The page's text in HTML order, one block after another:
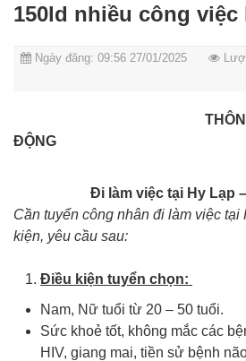
150ld nhiều công việc
Ngày đăng: 09:56 27/01/2025
ĐỘNG
Đi làm việc tại Hy Lạp
Cần tuyển công nhân đi làm việc
kiện, yêu cầu sau:
Điều kiện tuyển chọn:
Nam, Nữ tuổi từ 20 – 50 tuổi.
Sức khoẻ tốt, không mắc các
HIV, giang mai, tiền sử bệnh